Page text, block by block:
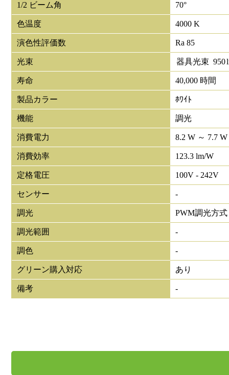
1/2 ビーム角 70°
色温度 4000 K
演色性評価数 Ra 85
光束 器具光束 950
寿命 40,000 時間
製品カラー ﾎﾜｲﾄ
機能 調光
消費電力 8.2 W ～ 7.7 W
消費効率 123.3 lm/W
定格電圧 100V - 242V
センサー -
調光 PWM調光方式
調光範囲 -
調色 -
グリーン購入対応 あり
備考 -